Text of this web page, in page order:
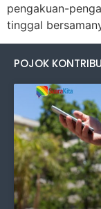
pengakuan-
tinggal
POJOK